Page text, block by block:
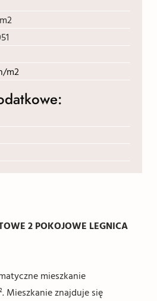
2 POKOJOWE LEGNICA
mieszkanie
Mieszkanie znajduje się
m2